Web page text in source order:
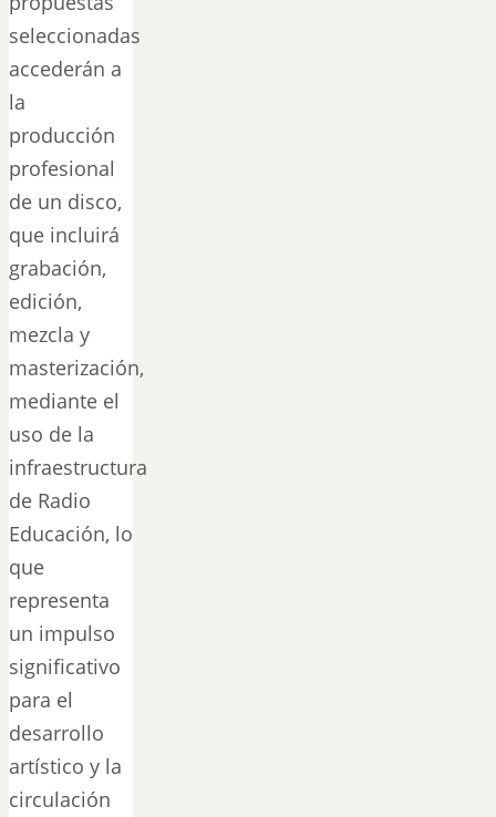
seleccionadas
accederán a
la
producción
profesional
de un disco,
que incluirá
grabación,
edición,
mezcla y
masterización,
mediante el
uso de la
infraestructura
de Radio
Educación, lo
que
representa
un impulso
significativo
para el
desarrollo
artístico y la
circulación